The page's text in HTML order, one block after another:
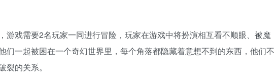
游戏需要2名玩家一同进行冒险，玩家在游戏中将扮演相互看不顺眼、被魔
们一起被困在一个奇幻世界里，每个角落都隐藏着意想不到的东西，他们不
的关系。